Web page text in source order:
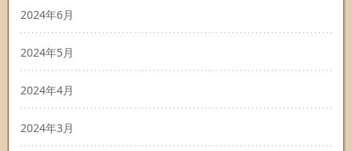
2024年6月
2024年5月
2024年4月
2024年3月